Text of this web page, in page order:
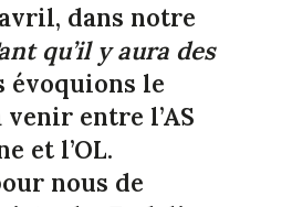
dans notre
qu’il y aura des
évoquions le
venir entre l’AS
et l’OL.
nous de